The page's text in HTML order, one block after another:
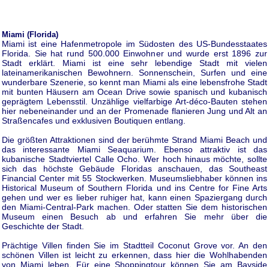
Miami (Florida)
Miami ist eine Hafenmetropole im Südosten des US-Bundesstaates
Florida. Sie hat rund 500.000 Einwohner und wurde erst 1896 zur
Stadt erklärt. Miami ist eine sehr lebendige Stadt mit vielen
lateinamerikanischen Bewohnern. Sonnenschein, Surfen und eine
wunderbare Szenerie, so kennt man Miami als eine lebensfrohe Stadt
mit bunten Häusern am Ocean Drive sowie spanisch und kubanisch
geprägtem Lebensstil. Unzählige vielfarbige Art-déco-Bauten stehen
hier nebeneinander und an der Promenade flanieren Jung und Alt an
Straßencafes und exklusiven Boutiquen entlang.
Die größten Attraktionen sind der berühmte Strand Miami Beach und
das interessante Miami Seaquarium. Ebenso attraktiv ist das
kubanische Stadtviertel Calle Ocho. Wer hoch hinaus möchte, sollte
sich das höchste Gebäude Floridas anschauen, das Southeast
Financial Center mit 55 Stockwerken. Museumsliebhaber können ins
Historical Museum of Southern Florida und ins Centre for Fine Arts
gehen und wer es lieber ruhiger hat, kann einen Spaziergang durch
den Miami-Central-Park machen. Oder statten Sie dem historischen
Museum einen Besuch ab und erfahren Sie mehr über die
Geschichte der Stadt.
Prächtige Villen finden Sie im Stadtteil Coconut Grove vor. An den
schönen Villen ist leicht zu erkennen, dass hier die Wohlhabenden
von Miami leben. Für eine Shoppingtour können Sie am Bayside